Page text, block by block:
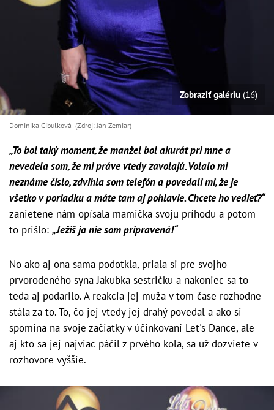
Zobraziť galériu (16)
Dominika Cibulková (Zdroj: Ján Zemiar)
„To bol taký moment, že manžel bol akurát pri mne a
nevedela som, že mi práve vtedy zavolajú. Volalo mi
neznáme číslo, zdvihla som telefón a povedali mi, že je
všetko v poriadku a máte tam aj pohlavie. Chcete ho vedieť?“
zanietene nám opísala mamička svoju príhodu a potom
to prišlo: „Ježiš ja nie som pripravená!“
No ako aj ona sama podotkla, priala si pre svojho
prvorodeného syna Jakubka sestričku a nakoniec sa to
teda aj podarilo. A reakcia jej muža v tom čase rozhodne
stála za to. To, čo jej vtedy jej drahý povedal a ako si
spomína na svoje začiatky v účinkovaní Let's Dance, ale
aj kto sa jej najviac páčil z prvého kola, sa už dozviete v
rozhovore vyššie.